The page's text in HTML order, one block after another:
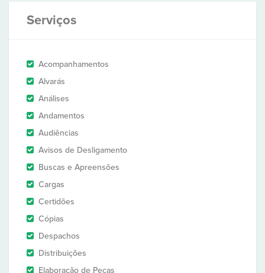
Serviços
Acompanhamentos
Alvarás
Análises
Andamentos
Audiências
Avisos de Desligamento
Buscas e Apreensões
Cargas
Certidões
Cópias
Despachos
Distribuições
Elaboração de Peças